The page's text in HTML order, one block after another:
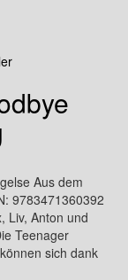
Aus dem
9783471360392
Liv, Anton und
Teenager
sich dank